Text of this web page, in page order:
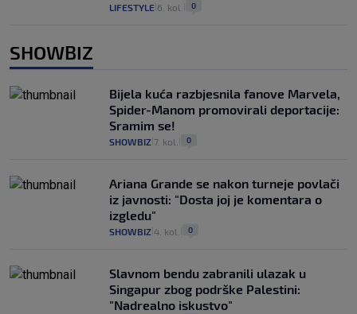
LIFESTYLE 6. kol. 0
SHOWBIZ
Bijela kuća razbjesnila fanove Marvela,
Spider-Manom promovirali deportacije:
Sramim se!
SHOWBIZ 7. kol. 0
Ariana Grande se nakon turneje povlači
iz javnosti: "Dosta joj je komentara o
izgledu"
SHOWBIZ 4. kol. 0
Slavnom bendu zabranili ulazak u
Singapur zbog podrške Palestini:
"Nadrealno iskustvo"